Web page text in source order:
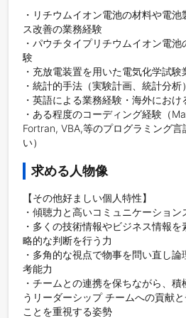
・リチウムイオン電池の材料や電
ス改善の業務経験
・パウチタイプリチウムイオン電
験
・充放電装置を用いた電気化学試験
・統計的手法（実験計画、統計分
・英語による業務経験・海外にお
・ある程度のコーディング経験（
Fortran, VBA,等のプログラミング言
い）
求める人物像
【その他好ましい個人特性】
・傾聴力と高いコミュニケーション
・多くの技術情報やビジネス情報
略的な判断を行う力
・多角的な視点で物事を問い直し
考能力
・チームとの連携を保ちながら、
うリーダーシップ チームへの貢献
ことを重視する姿勢